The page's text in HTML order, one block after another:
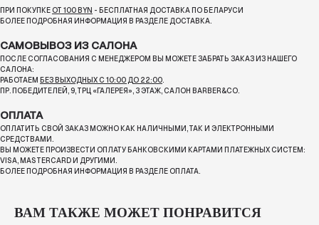
ПРИ ПОКУПКЕ ОТ 100 BYN - БЕСПЛАТНАЯ ДОСТАВКА ПО БЕЛАРУСИ
БОЛЕЕ ПОДРОБНАЯ ИНФОРМАЦИЯ В РАЗДЕЛЕ ДОСТАВКА.
САМОВЫВОЗ ИЗ САЛОНА
ПОСЛЕ СОГЛАСОВАНИЯ С МЕНЕДЖЕРОМ ВЫ МОЖЕТЕ ЗАБРАТЬ ЗАКАЗ ИЗ НАШЕГО
САЛОНА:
РАБОТАЕМ БЕЗ ВЫХОДНЫХ С 10:00 ДО 22:00.
ПР. ПОБЕДИТЕЛЕЙ, 9, ТРЦ «ГАЛЕРЕЯ», 3 ЭТАЖ, САЛОН BARBER&CO.
ОПЛАТА
ОПЛАТИТЬ СВОЙ ЗАКАЗ МОЖНО КАК НАЛИЧНЫМИ, ТАК И ЭЛЕКТРОННЫМИ
СРЕДСТВАМИ.
ВЫ МОЖЕТЕ ПРОИЗВЕСТИ ОПЛАТУ БАНКОВСКИМИ КАРТАМИ ПЛАТЕЖНЫХ СИСТЕМ:
VISA, MASTERCARD И ДРУГИМИ.
БОЛЕЕ ПОДРОБНАЯ ИНФОРМАЦИЯ В РАЗДЕЛЕ ОПЛАТА.
ВАМ ТАКЖЕ МОЖЕТ ПОНРАВИТСЯ